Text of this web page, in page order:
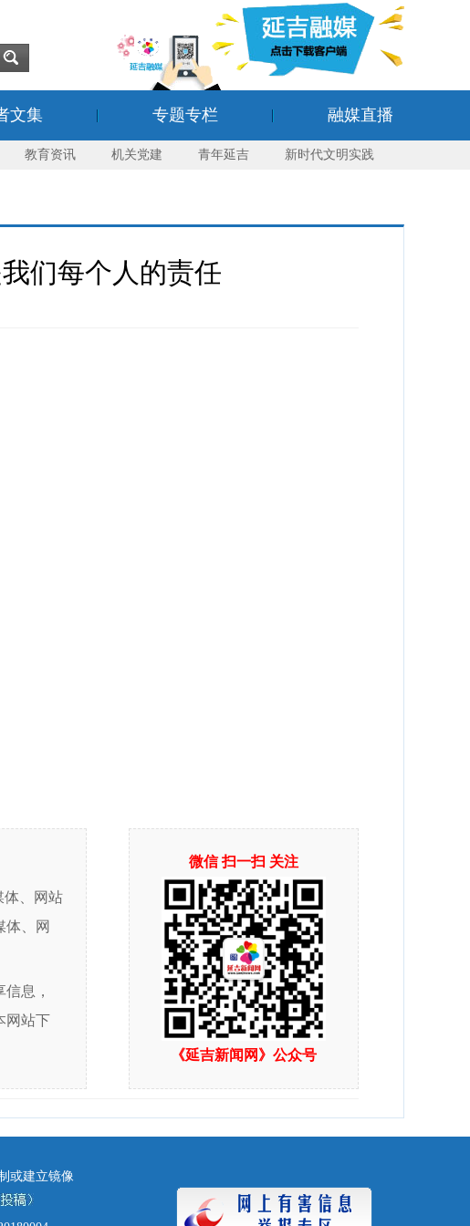
文集 专题专栏 融媒直播
教育资讯 机关党建 青年延吉 新时代文明实践
们每个人的责任
微信 扫一扫 关注
《延吉新闻网》公众号
体、网站
体、网
息，
网站下
或建立镜像